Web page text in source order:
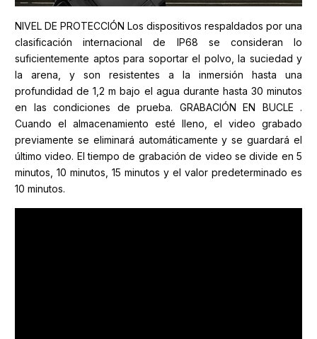
NIVEL DE PROTECCIÓN Los dispositivos respaldados por una
clasificación internacional de IP68 se consideran lo
suficientemente aptos para soportar el polvo, la suciedad y
la arena, y son resistentes a la inmersión hasta una
profundidad de 1,2 m bajo el agua durante hasta 30 minutos
en las condiciones de prueba. GRABACIÓN EN BUCLE .
Cuando el almacenamiento esté lleno, el video grabado
previamente se eliminará automáticamente y se guardará el
último video. El tiempo de grabación de video se divide en 5
minutos, 10 minutos, 15 minutos y el valor predeterminado es
10 minutos.